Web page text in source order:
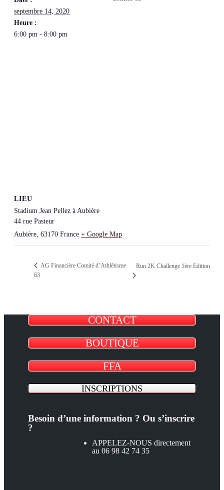
septembre 14, 2020
Heure :
6:00 pm - 8:00 pm
LIEU
Stadium Jean Pellez à Aubière
44 rue Pasteur
Aubière 63170 France + Google Map
AG Financière Comité d’Athlétisme
63
Run 2K Challenge 1ère Edition
CONTACT
BOUTIQUE
FFA
INSCRIPTIONS
Besoin d’une information ? Ou s’inscrire
?
APPELEZ-NOUS directement
au 06 98 42 74 35